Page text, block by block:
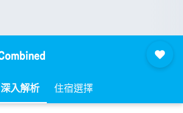
深入解析 住宿選擇